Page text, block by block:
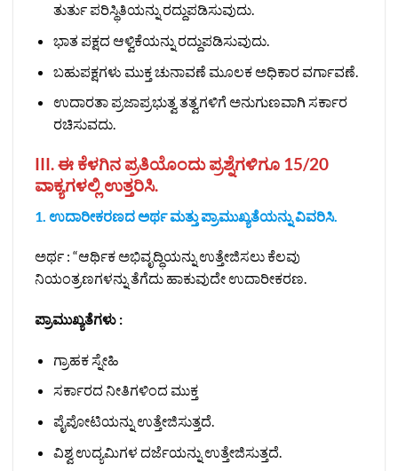
ತುರ್ತು ಪರಿಸ್ಥಿತಿಯನ್ನು ರದ್ದುಪಡಿಸುವುದು.
ಭಾತ ಪಕ್ಷದ ಆಳ್ವಿಕೆಯನ್ನು ರದ್ದುಪಡಿಸುವುದು.
ಬಹುಪಕ್ಷಗಳು ಮುಕ್ತ ಚುನಾವಣೆ ಮೂಲಕ ಅಧಿಕಾರ ವರ್ಗಾವಣೆ.
ಉದಾರತಾ ಪ್ರಜಾಪ್ರಭುತ್ವ ತತ್ವಗಳಿಗೆ ಅನುಗುಣವಾಗಿ ಸರ್ಕಾರ
ರಚಿಸುವದು.
III. ಈ ಕೆಳಗಿನ ಪ್ರತಿಯೊಂದು ಪ್ರಶ್ನೆಗಳಿಗೂ 15/20
ವಾಕ್ಯಗಳಲ್ಲಿ ಉತ್ತರಿಸಿ.
1. ಉದಾರೀಕರಣದ ಅರ್ಥ ಮತ್ತು ಪ್ರಾಮುಖ್ಯತೆಯನ್ನು ವಿವರಿಸಿ.
ಅರ್ಥ : “ಆರ್ಥಿಕ ಅಭಿವೃದ್ಧಿಯನ್ನು ಉತ್ತೇಜಿಸಲು ಕೆಲವು
ನಿಯಂತ್ರಣಗಳನ್ನು ತೆಗೆದು ಹಾಕುವುದೇ ಉದಾರೀಕರಣ.
ಪ್ರಾಮುಖ್ಯತೆಗಳು :
ಗ್ರಾಹಕ ಸ್ನೇಹಿ
ಸರ್ಕಾರದ ನೀತಿಗಳಿಂದ ಮುಕ್ತ
ಪೈಪೋಟಿಯನ್ನು ಉತ್ತೇಜಿಸುತ್ತದೆ.
ವಿಶ್ವ ಉದ್ಯಮಿಗಳ ದರ್ಜೆಯನ್ನು ಉತ್ತೇಜಿಸುತ್ತದೆ.